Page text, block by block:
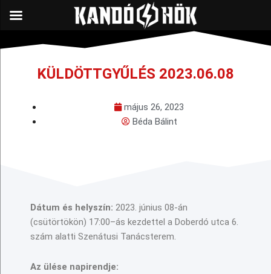
KÜLDÖTTGYŰLÉS 2023.06.08
május 26, 2023
Béda Bálint
Dátum és helyszín: 2023 június 08-án
(csütörtökön) 17:00–ás kezdettel a Doberdó utca 6
szám alatti Szenátusi Tanácsterem.
Az ülése napirendje: